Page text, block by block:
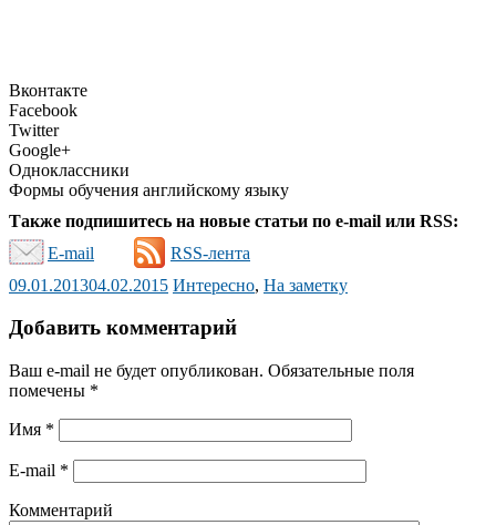
Вконтакте
Facebook
Twitter
Google+
Одноклассники
Формы обучения английскому языку
Также подпишитесь на новые статьи по e-mail или RSS:
E-mail
RSS-лента
09.01.201304.02.2015 Интересно, На заметку
Добавить комментарий
Ваш e-mail не будет опубликован. Обязательные поля
помечены *
Имя *
E-mail *
Комментарий